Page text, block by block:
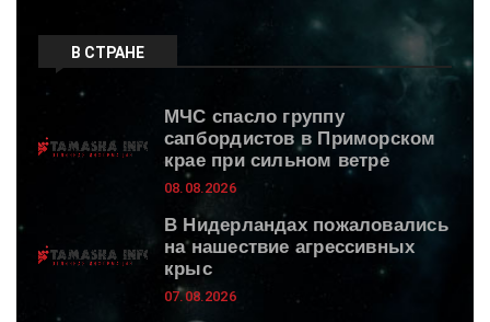
В СТРАНЕ
МЧС спасло группу
сапбордистов в Приморском
крае при сильном ветре
08.08.2026
В Нидерландах пожаловались
на нашествие агрессивных
крыс
07.08.2026